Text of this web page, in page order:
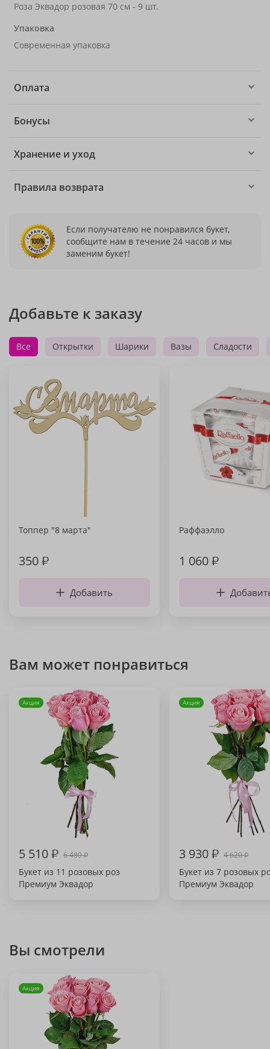
Роза Эквадор розовая 70 см - 9 шт.
Упаковка
Современная упаковка
Оплата
Бонусы
Хранение и уход
Правила возврата
Если получателю не понравился букет,
сообщите нам в течение 24 часов и мы
заменим букет!
Добавьте к заказу
Все Открытки Шарики Вазы Сладости
Топпер "8 марта"
350₽
Добавить
Раффаэлло
1 060₽
Вам может понравиться
Акция
5 510₽ 6 480₽
Букет из 11 розовых роз
Премиум Эквадор
Акция
3 930₽ 4 620₽
Букет из 7 розовых
Премиум Эквадор
Вы смотрели
Акция